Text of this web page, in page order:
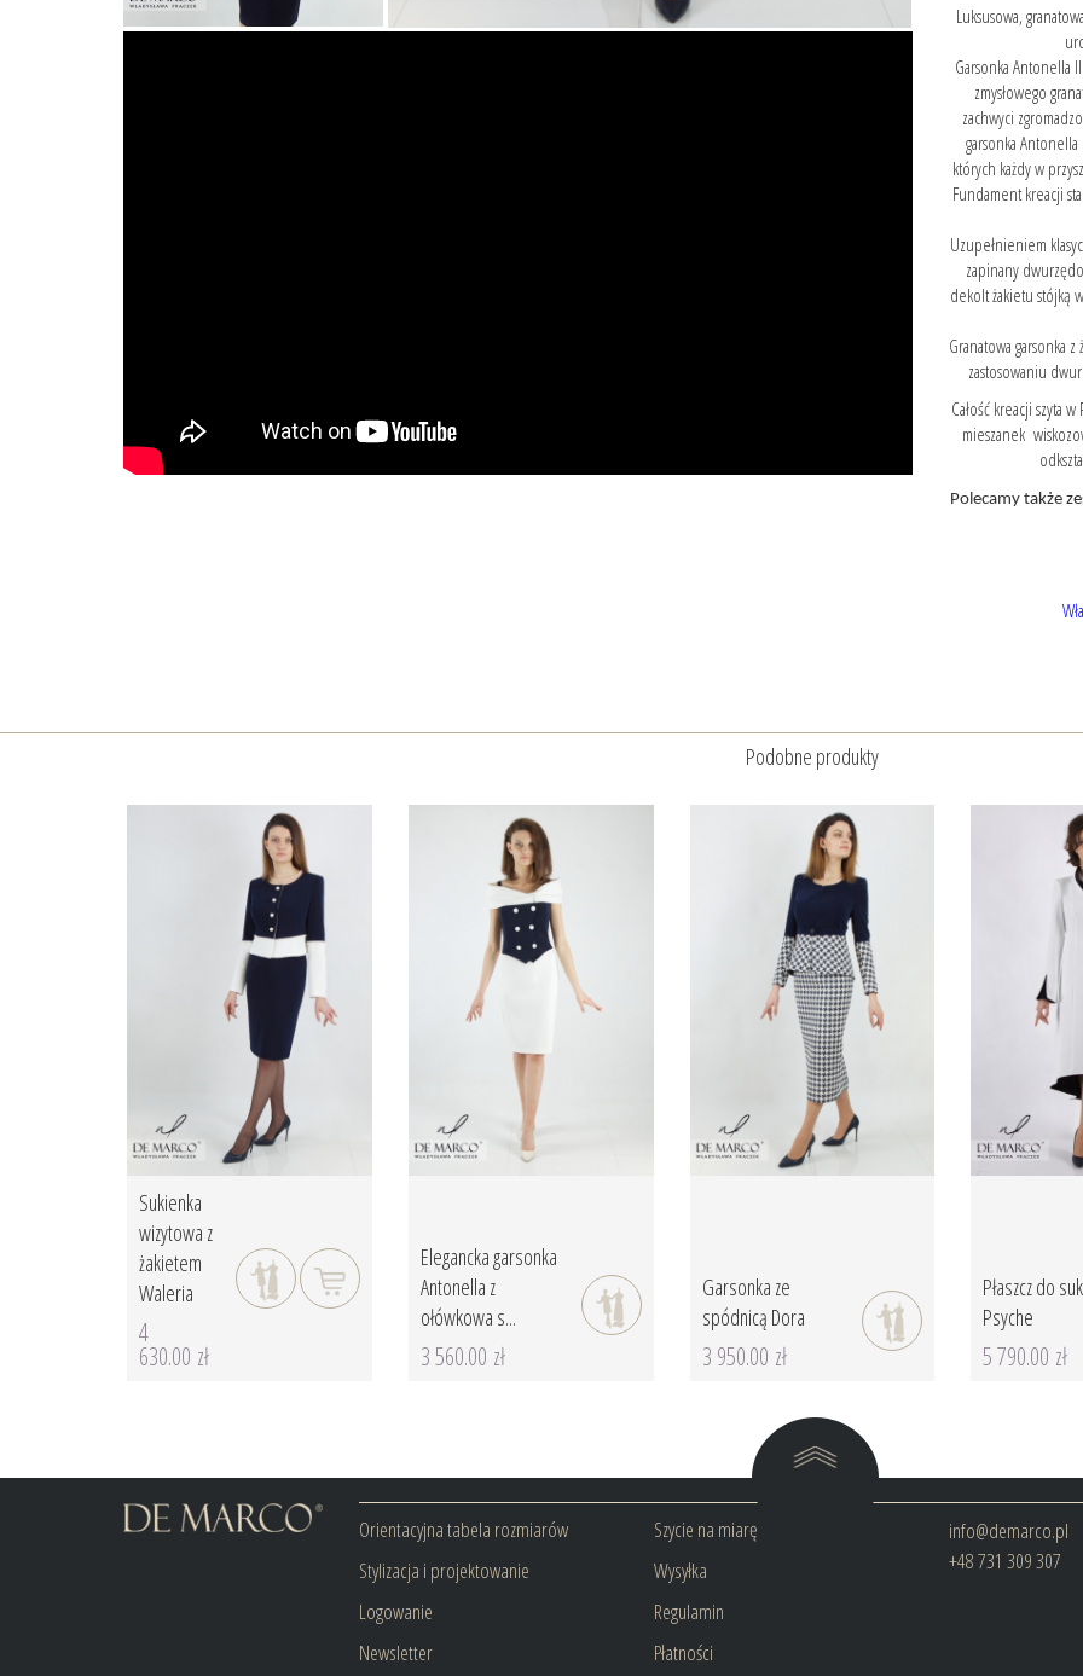
Luksusowa,
Garsonka Antonella
zmysłowego
zachwyci
garsonka
których każdy w
Fundament kreacji
Uzupełnieniem
zapinany
dekolt żakietu stójką
Granatowa garsonka
zastosowaniu
Całość kreacji szyta
mieszanek
Polecamy także
Podobne produkty
Sukienka
wizytowa z
żakietem
Waleria
4
630.00 zł
Elegancka garsonka
Antonella z
ołówkowa s...
3 560.00 zł
Garsonka ze
spódnicą Dora
3 950.00 zł
Płaszcz do
Psyche
5 790.00 zł
Orientacyjna tabela rozmiarów
Stylizacja i projektowanie
Logowanie
Newsletter
Szycie na miarę
Wysyłka
Regulamin
Płatności
info@demarco.pl
+48 731 309 307